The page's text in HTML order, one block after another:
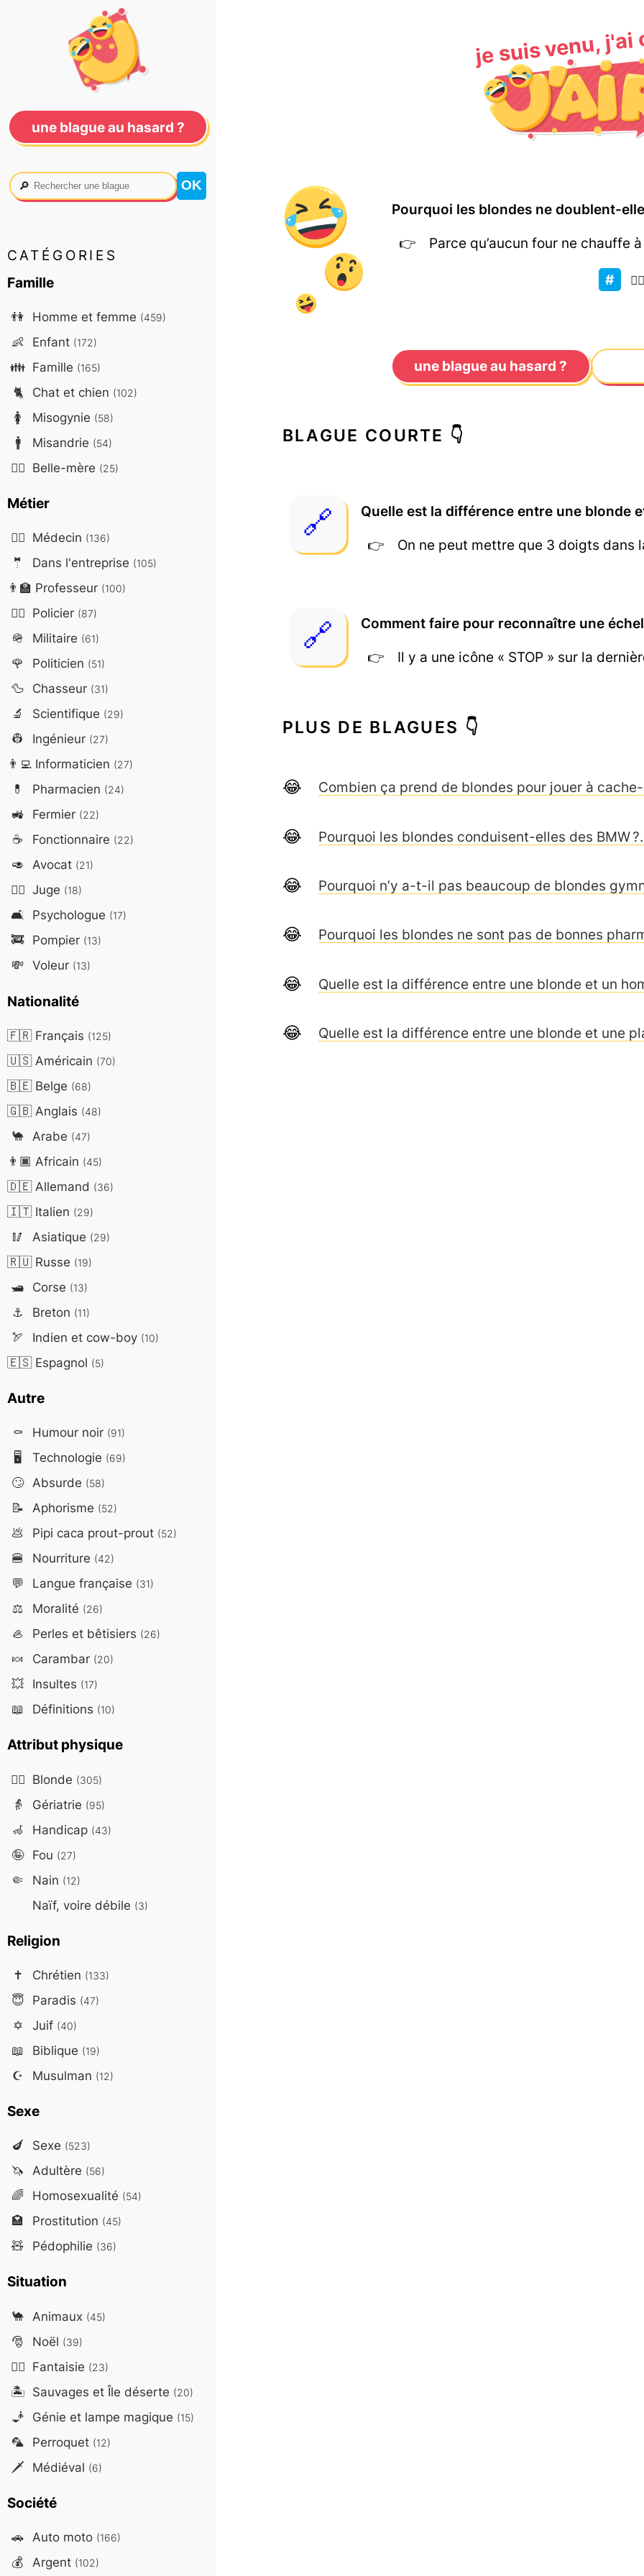
je suis venu,
Pourquoi les blondes ne doublent-
Parce qu’aucun four ne chauffe
👱‍♀️
une blague au hasard ?
BLAGUE COURTE 👇
Quelle est la différence entre une blonde
On ne peut mettre que 3 doigts dans
Comment faire pour reconnaître une
Il y a une icône « STOP » sur la
PLUS DE BLAGUES 👇
Combien ça prend de blondes pour jouer à
Pourquoi les blondes conduisent-elles des BMW
Pourquoi n’y a-t-il pas beaucoup de blondes
Pourquoi les blondes ne sont pas de bonnes
Quelle est la différence entre une blonde et un
Quelle est la différence entre une blonde et une
une blague au hasard ?
🔎
CATÉGORIES
Famille
👫 Homme et femme (459)
👶 Enfant (172)
👪 Famille (165)
🐈 Chat et chien (102)
🚺 Misogynie (58)
🚹 Misandrie (54)
🤷‍♀️ Belle-mère (25)
Métier
👨‍⚕️ Médecin (136)
🤵 Dans l'entreprise (105)
👨‍🏫 Professeur (100)
👮‍♂️ Policier (87)
🪖 Militaire (61)
🌹 Politicien (51)
🦆 Chasseur (31)
🔬 Scientifique (29)
👷 Ingénieur (27)
👨‍💻Informaticien (27)
💊 Pharmacien (24)
🚜 Fermier (22)
☕ Fonctionnaire (22)
🥑 Avocat (21)
👨‍⚖️ Juge (18)
🛋️ Psychologue (17)
🚒 Pompier (13)
💸 Voleur (13)
Nationalité
🇫🇷Français (125)
🇺🇸Américain (70)
🇧🇪Belge (68)
🇬🇧Anglais (48)
🐪 Arabe (47)
👨🏿 Africain (45)
🇩🇪Allemand (36)
🇮🇹Italien (29)
🥢 Asiatique (29)
🇷🇺Russe (19)
🛥️ Corse (13)
⚓ Breton (11)
🏹 Indien et cow-boy (10)
🇪🇸Espagnol (5)
Autre
⚰️ Humour noir (91)
🖥️ Technologie (69)
🙄 Absurde (58)
📝 Aphorisme (52)
💩 Pipi caca prout-prout (52)
🍔 Nourriture (42)
💬 Langue française (31)
⚖️ Moralité (26)
🦪 Perles et bêtisiers (26)
🍬 Carambar (20)
💥 Insultes (17)
📖 Définitions (10)
Attribut physique
👱‍♀️ Blonde (305)
👵 Gériatrie (95)
🦽 Handicap (43)
🤪 Fou (27)
🤏 Nain (12)
Naïf, voire débile (3)
Religion
✝️ Chrétien (133)
😇 Paradis (47)
✡️ Juif (40)
📖 Biblique (19)
☪️ Musulman (12)
Sexe
🍆 Sexe (523)
🦄 Adultère (56)
🌈 Homosexualité (54)
🏩 Prostitution (45)
🧸 Pédophilie (36)
Situation
🐪 Animaux (45)
🎅 Noël (39)
🧙‍♂️ Fantaisie (23)
🏝️ Sauvages et Île déserte (20)
🧞 Génie et lampe magique (15)
🦜 Perroquet (12)
🗡️ Médiéval (6)
Société
🚗 Auto moto (166)
💰 Argent (102)